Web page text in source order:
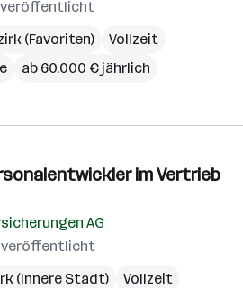
veröffentlicht
(Favoriten)
Vollzeit
ab 60.000 € jährlich
im Vertrieb
AG
veröffentlicht
(Innere Stadt)
Vollzeit